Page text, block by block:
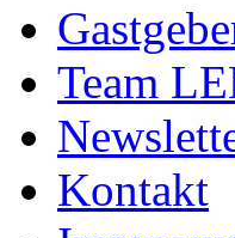
Team
Kontakt